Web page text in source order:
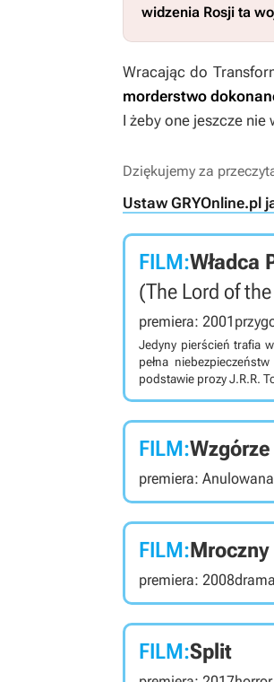
widzenia Rosji ta
Wracając do
morderstwo
I żeby one jeszcze
Dziękujemy za
Ustaw GRYOnline.pl
FILM:Władca
(The Lord of
premiera: 2001
Jedyny pierścień trafia
pełna
podstawie prozy J.R.R.
FILM:
premiera: Anulowana
FILM:Mroczny
premiera: 2008
FILM:Split